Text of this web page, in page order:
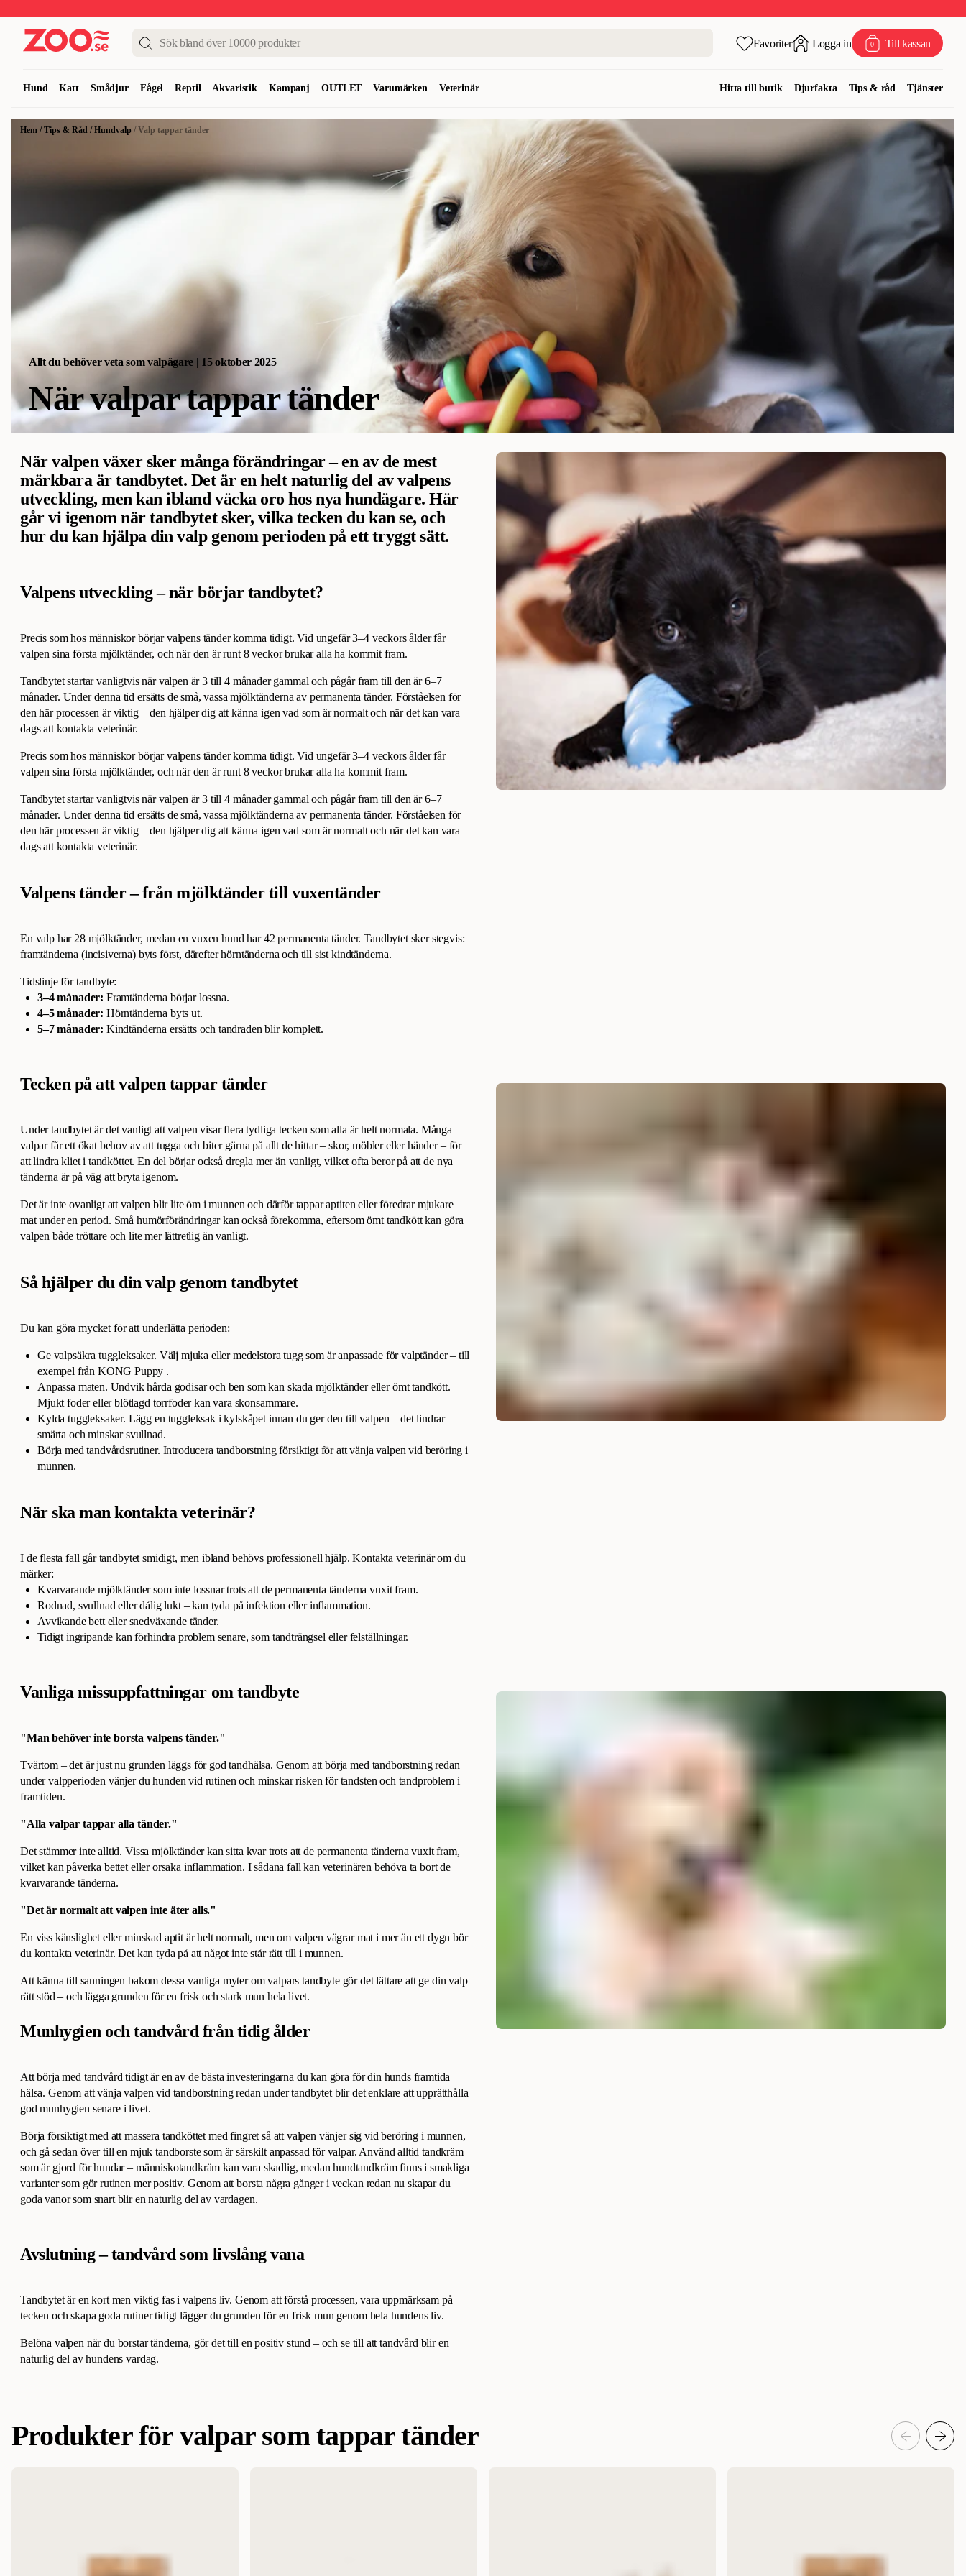
Favoriter Logga in 0 Till kassan
Hund Katt Smådjur Fågel Reptil Akvaristik Kampanj OUTLET Varumärken Veterinär Hitta till butik Djurfakta Tips & råd Tjänster
Hem /Tips & Råd /Hundvalp / Valp tappar tänder
Allt du behöver veta som valpägare | 15 oktober 2025
När valpar tappar tänder
När valpen växer sker många förändringar – en av de mest
märkbara är tandbytet. Det är en helt naturlig del av valpens
utveckling, men kan ibland väcka oro hos nya hundägare. Här
går vi igenom när tandbytet sker, vilka tecken du kan se, och
hur du kan hjälpa din valp genom perioden på ett tryggt sätt.
Valpens utveckling – när börjar tandbytet?
Precis som hos människor börjar valpens tänder komma tidigt. Vid ungefär 3–4 veckors ålder får
valpen sina första mjölktänder, och när den är runt 8 veckor brukar alla ha kommit fram.
Tandbytet startar vanligtvis när valpen är 3 till 4 månader gammal och pågår fram till den är 6–7
månader. Under denna tid ersätts de små, vassa mjölktänderna av permanenta tänder. Förståelsen för
den här processen är viktig – den hjälper dig att känna igen vad som är normalt och när det kan vara
dags att kontakta veterinär.
Precis som hos människor börjar valpens tänder komma tidigt. Vid ungefär 3–4 veckors ålder får
valpen sina första mjölktänder, och när den är runt 8 veckor brukar alla ha kommit fram.
Tandbytet startar vanligtvis när valpen är 3 till 4 månader gammal och pågår fram till den är 6–7
månader. Under denna tid ersätts de små, vassa mjölktänderna av permanenta tänder. Förståelsen för
den här processen är viktig – den hjälper dig att känna igen vad som är normalt och när det kan vara
dags att kontakta veterinär.
Valpens tänder – från mjölktänder till vuxentänder
En valp har 28 mjölktänder, medan en vuxen hund har 42 permanenta tänder. Tandbytet sker stegvis:
framtänderna (incisiverna) byts först, därefter hörntänderna och till sist kindtänderna.
Tidslinje för tandbyte:
3–4 månader: Framtänderna börjar lossna.
4–5 månader: Hörntänderna byts ut.
5–7 månader: Kindtänderna ersätts och tandraden blir komplett.
Tecken på att valpen tappar tänder
Under tandbytet är det vanligt att valpen visar flera tydliga tecken som alla är helt normala. Många
valpar får ett ökat behov av att tugga och biter gärna på allt de hittar – skor, möbler eller händer – för
att lindra kliet i tandköttet. En del börjar också dregla mer än vanligt, vilket ofta beror på att de nya
tänderna är på väg att bryta igenom.
Det är inte ovanligt att valpen blir lite öm i munnen och därför tappar aptiten eller föredrar mjukare
mat under en period. Små humörförändringar kan också förekomma, eftersom ömt tandkött kan göra
valpen både tröttare och lite mer lättretlig än vanligt.
Så hjälper du din valp genom tandbytet
Du kan göra mycket för att underlätta perioden:
Ge valpsäkra tuggleksaker. Välj mjuka eller medelstora tugg som är anpassade för valptänder – till
exempel från KONG Puppy .
Anpassa maten. Undvik hårda godisar och ben som kan skada mjölktänder eller ömt tandkött.
Mjukt foder eller blötlagd torrfoder kan vara skonsammare.
Kylda tuggleksaker. Lägg en tuggleksak i kylskåpet innan du ger den till valpen – det lindrar
smärta och minskar svullnad.
Börja med tandvårdsrutiner. Introducera tandborstning försiktigt för att vänja valpen vid beröring i
munnen.
När ska man kontakta veterinär?
I de flesta fall går tandbytet smidigt, men ibland behövs professionell hjälp. Kontakta veterinär om du
märker:
Kvarvarande mjölktänder som inte lossnar trots att de permanenta tänderna vuxit fram.
Rodnad, svullnad eller dålig lukt – kan tyda på infektion eller inflammation.
Avvikande bett eller snedväxande tänder.
Tidigt ingripande kan förhindra problem senare, som tandträngsel eller felställningar.
Vanliga missuppfattningar om tandbyte
"Man behöver inte borsta valpens tänder."
Tvärtom – det är just nu grunden läggs för god tandhälsa. Genom att börja med tandborstning redan
under valpperioden vänjer du hunden vid rutinen och minskar risken för tandsten och tandproblem i
framtiden.
"Alla valpar tappar alla tänder."
Det stämmer inte alltid. Vissa mjölktänder kan sitta kvar trots att de permanenta tänderna vuxit fram,
vilket kan påverka bettet eller orsaka inflammation. I sådana fall kan veterinären behöva ta bort de
kvarvarande tänderna.
"Det är normalt att valpen inte äter alls."
En viss känslighet eller minskad aptit är helt normalt, men om valpen vägrar mat i mer än ett dygn bör
du kontakta veterinär. Det kan tyda på att något inte står rätt till i munnen.
Att känna till sanningen bakom dessa vanliga myter om valpars tandbyte gör det lättare att ge din valp
rätt stöd – och lägga grunden för en frisk och stark mun hela livet.
Munhygien och tandvård från tidig ålder
Att börja med tandvård tidigt är en av de bästa investeringarna du kan göra för din hunds framtida
hälsa. Genom att vänja valpen vid tandborstning redan under tandbytet blir det enklare att upprätthålla
god munhygien senare i livet.
Börja försiktigt med att massera tandköttet med fingret så att valpen vänjer sig vid beröring i munnen,
och gå sedan över till en mjuk tandborste som är särskilt anpassad för valpar. Använd alltid tandkräm
som är gjord för hundar – människotandkräm kan vara skadlig, medan hundtandkräm finns i smakliga
varianter som gör rutinen mer positiv. Genom att borsta några gånger i veckan redan nu skapar du
goda vanor som snart blir en naturlig del av vardagen.
Avslutning – tandvård som livslång vana
Tandbytet är en kort men viktig fas i valpens liv. Genom att förstå processen, vara uppmärksam på
tecken och skapa goda rutiner tidigt lägger du grunden för en frisk mun genom hela hundens liv.
Belöna valpen när du borstar tänderna, gör det till en positiv stund – och se till att tandvård blir en
naturlig del av hundens vardag.
Produkter för valpar som tappar tänder